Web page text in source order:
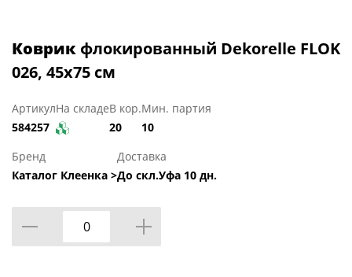
Коврик флокированный Dekorelle FLOK
026, 45x75 см
Артикул
584257
На складеВ кор.
20
Мин. партия
10
Бренд
Каталог Клеенка >
Доставка
До скл.Уфа 10 дн.